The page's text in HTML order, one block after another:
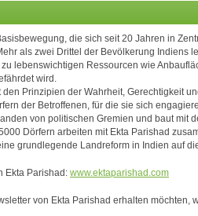
die sich seit 20 Jahren in
als zwei Drittel der Bevölkerung
lebenswichtigen Ressourcen wie
wird.
den Prinzipien der Wahrheit, Gerechtigkeit
der Betroffenen, für die sie sich
von politischen Gremien und baut
Dörfern arbeiten mit Ekta Parishad
grundlegende Landreform in Indien auf
Ekta Parishad: www.ektaparishad.com
von Ekta Parishad erhalten möchten,